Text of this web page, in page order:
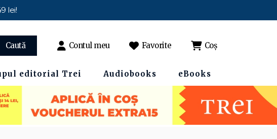
lei!
Caută Contul meu Favorite Coș
editorial Trei Audiobooks eBooks